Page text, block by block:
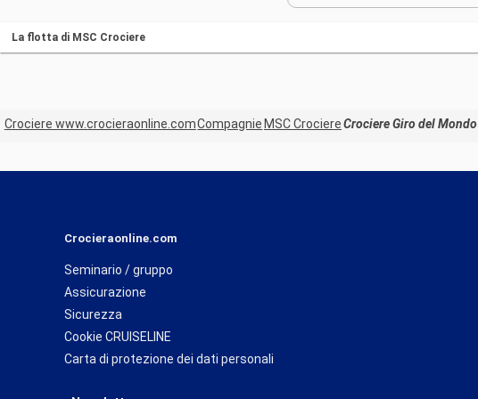
La flotta di MSC Crociere
Crociere www.crocieraonline.comCompagnie MSC CrociereCrociere Giro del Mondo
Crocieraonline.com
Seminario / gruppo
Assicurazione
Sicurezza
Cookie CRUISELINE
Carta di protezione dei dati personali